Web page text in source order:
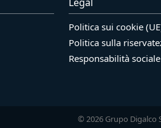
Politica sui cookie
Politica sulla
Responsabilità sociale
© 2026 Grupo Digalco